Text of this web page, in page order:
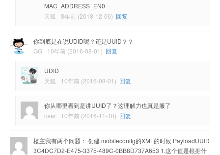
MAC_ADDRESS_EN0
天狐
8年前 (2018-12-06) 回复
你到底是在说UDID呢？还是UUID？？
GG
10年前 (2016-08-01) 回复
UDID
天狐
10年前 (2016-08-01) 回复
你从哪里看到是讲UUID了？这理解力也真是服了
oser
10年前 (2016-11-10) 回复
楼主我有两个问题： 创建.mobileconifg的XML的时候 PayloadUUID
3C4DC7D2-E475-3375-489C-0BB8D737A653 1.这个值是根据什